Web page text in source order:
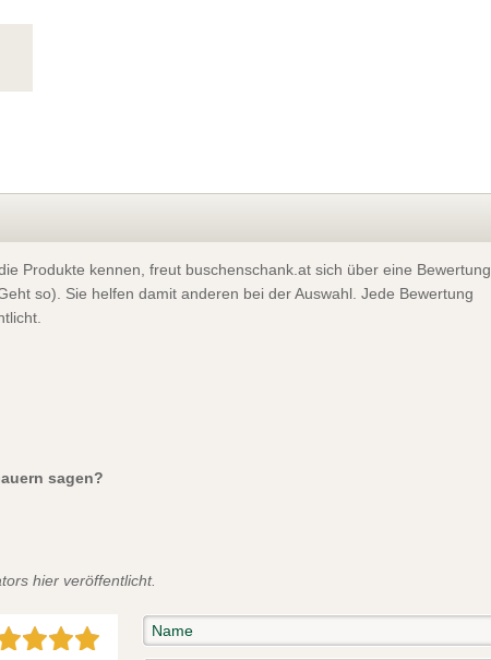
Produkte kennen, freut buschenschank.at sich über eine Bewertung.
so). Sie helfen damit anderen bei der Auswahl. Jede Bewertung
sagen?
hier veröffentlicht.